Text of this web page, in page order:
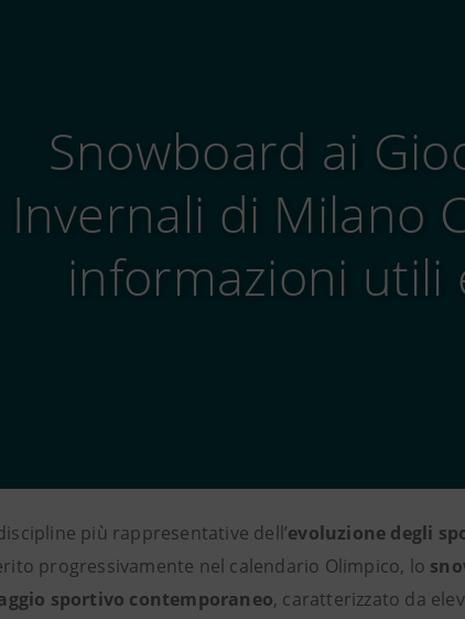
Snowboard ai
Invernali di Milano
informazioni utili
più rappresentative dell’evoluzione degli
progressivamente nel calendario Olimpico, lo
sportivo contemporaneo, caratterizzato da